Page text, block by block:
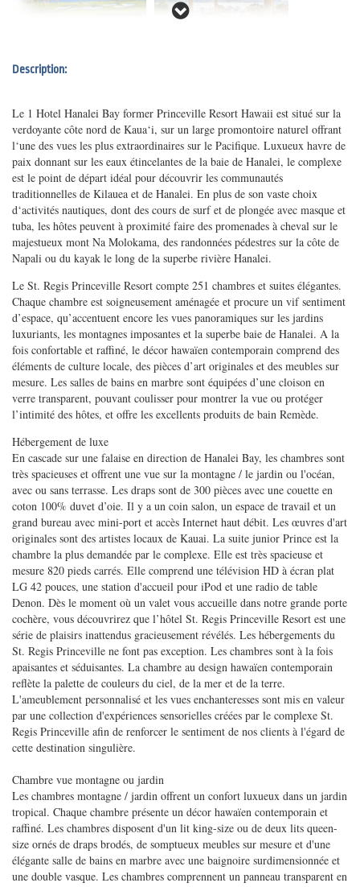
Description:
Le 1 Hotel Hanalei Bay former Princeville Resort Hawaii est situé sur la
verdoyante côte nord de Kaua‘i, sur un large promontoire naturel offrant
l‘une des vues les plus extraordinaires sur le Pacifique. Luxueux havre de
paix donnant sur les eaux étincelantes de la baie de Hanalei, le complexe
est le point de départ idéal pour découvrir les communautés
traditionnelles de Kilauea et de Hanalei. En plus de son vaste choix
d‘activités nautiques, dont des cours de surf et de plongée avec masque et
tuba, les hôtes peuvent à proximité faire des promenades à cheval sur le
majestueux mont Na Molokama, des randonnées pédestres sur la côte de
Napali ou du kayak le long de la superbe rivière Hanalei.
Le St. Regis Princeville Resort compte 251 chambres et suites élégantes.
Chaque chambre est soigneusement aménagée et procure un vif sentiment
d’espace, qu’accentuent encore les vues panoramiques sur les jardins
luxuriants, les montagnes imposantes et la superbe baie de Hanalei. A la
fois confortable et raffiné, le décor hawaïen contemporain comprend des
éléments de culture locale, des pièces d’art originales et des meubles sur
mesure. Les salles de bains en marbre sont équipées d’une cloison en
verre transparent, pouvant coulisser pour montrer la vue ou protéger
l’intimité des hôtes, et offre les excellents produits de bain Remède.
Hébergement de luxe
En cascade sur une falaise en direction de Hanalei Bay, les chambres sont
très spacieuses et offrent une vue sur la montagne / le jardin ou l'océan,
avec ou sans terrasse. Les draps sont de 300 pièces avec une couette en
coton 100% duvet d’oie. Il y a un coin salon, un espace de travail et un
grand bureau avec mini-port et accès Internet haut débit. Les œuvres d'art
originales sont des artistes locaux de Kauai. La suite junior Prince est la
chambre la plus demandée par le complexe. Elle est très spacieuse et
mesure 820 pieds carrés. Elle comprend une télévision HD à écran plat
LG 42 pouces, une station d'accueil pour iPod et une radio de table
Denon. Dès le moment où un valet vous accueille dans notre grande porte
cochère, vous découvrirez que l’hôtel St. Regis Princeville Resort est une
série de plaisirs inattendus gracieusement révélés. Les hébergements du
St. Regis Princeville ne font pas exception. Les chambres sont à la fois
apaisantes et séduisantes. La chambre au design hawaïen contemporain
reflète la palette de couleurs du ciel, de la mer et de la terre.
L'ameublement personnalisé et les vues enchanteresses sont mis en valeur
par une collection d'expériences sensorielles créées par le complexe St.
Regis Princeville afin de renforcer le sentiment de nos clients à l'égard de
cette destination singulière.
Chambre vue montagne ou jardin
Les chambres montagne / jardin offrent un confort luxueux dans un jardin
tropical. Chaque chambre présente un décor hawaïen contemporain et
raffiné. Les chambres disposent d'un lit king-size ou de deux lits queen-
size ornés de draps brodés, de somptueux meubles sur mesure et d'une
élégante salle de bains en marbre avec une baignoire surdimensionnée et
une double vasque. Les chambres comprennent un panneau transparent en